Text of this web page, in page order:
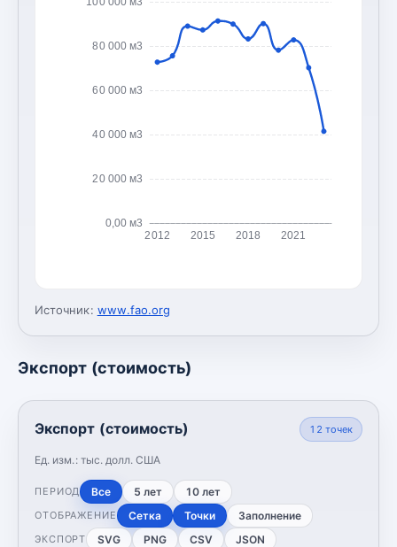
0,00 м3
20 000 м3
40 000 м3
60 000 м3
80 000 м3
2012 2015 2018 2021
Источник: www.fao.org
Экспорт (стоимость)
Экспорт (стоимость)
Ед. изм.: тыс. долл. США
12 точек
ПЕРИОД Все 5 лет 10 лет
ОТОБРАЖЕНИЕ Сетка Точки Заполнение
ЭКСПОРТ SVG PNG CSV JSON